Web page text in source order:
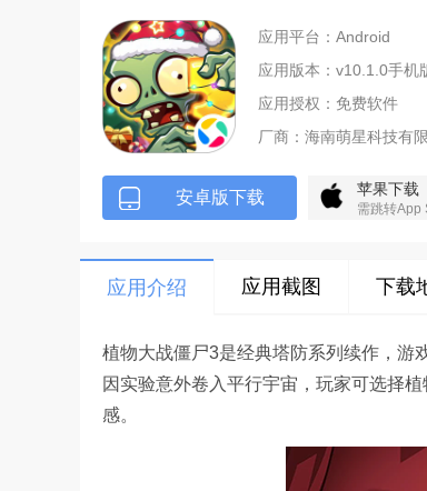
应用平台：Android
应用版本：v10.1.0手机
应用授权：免费软件
厂商： 海南萌星科技有
安卓版下载 苹果下载
需跳转App
应用介绍 应用截图 下载
植物大战僵尸3是经典塔防系列续作，游
因实验意外卷入平行宇宙，玩家可选择
感。